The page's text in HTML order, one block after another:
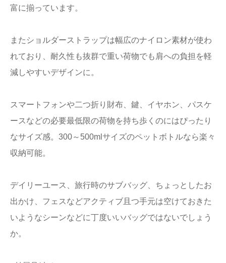
富に揃っています。
またショルダーストラップは幅広のナイロン素材が使わ
れており、耐久性も抜群で重い荷物でも肩への負担を軽
減しやすいデザインに。
スマートフォンや二つ折り財布、鍵、イヤホン、パスケ
ースなどの必要最低限の荷物を持ち歩くのにはぴったり
なサイズ感。300～500mlサイズのペットボトルなら楽々
収納可能。
デイリーユース、旅行時のサブバッグ、ちょっとしたお
出かけ、フェスなどアクティブ且つ手元は空けておきた
いようなシーンなどに丁度いいバッグではないでしょう
か。